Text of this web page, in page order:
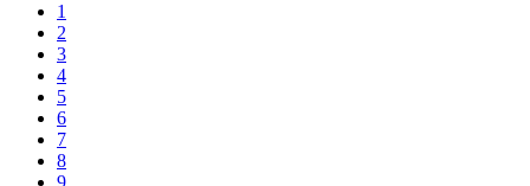
1
2
3
4
5
6
7
8